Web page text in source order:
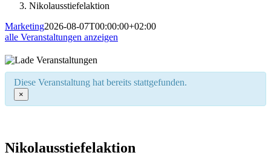
Niko­laus­stie­fel­ak­ti­on
Marketing2026-08-07T00:00:00+02:00
alle Ver­an­stal­tun­gen anzeigen
Die­se Ver­an­stal­tung hat bereits stattgefunden.
×
Niko­laus­stie­fel­ak­ti­on